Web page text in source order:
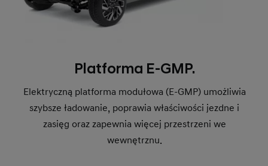
Platforma E-GMP.
Elektryczną platforma modułowa (E-GMP) umożliwia
szybsze ładowanie, poprawia właściwości jezdne i
zasięg oraz zapewnia więcej przestrzeni we
wewnętrznu.